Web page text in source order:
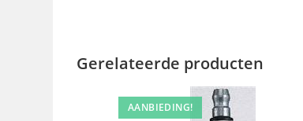
Gerelateerde producten
AANBIEDING!